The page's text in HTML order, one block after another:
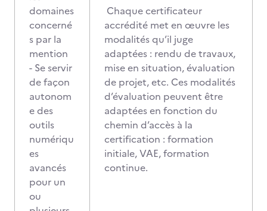
domaines
concerné
s par la
mention
- Se servir
de façon
autonom
e des
outils
numériqu
es
avancés
pour un
ou
Chaque certificateur
accrédité met en œuvre les
modalités qu’il juge
adaptées : rendu de travaux,
mise en situation, évaluation
de projet, etc. Ces modalités
d’évaluation peuvent être
adaptées en fonction du
chemin d’accès à la
certification : formation
initiale, VAE, formation
continue.